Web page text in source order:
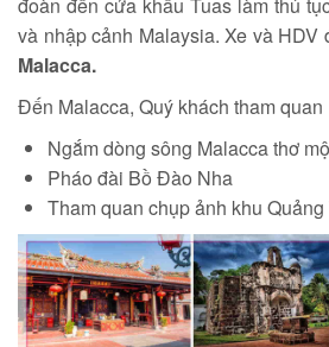
đoàn đến cửa khẩu Tuas làm thủ
và nhập cảnh Malaysia. Xe và HDV
Malacca.
Đến Malacca, Quý khách tham quan
Ngắm dòng sông Malacca thơ
Pháo đài Bồ Đào Nha
Tham quan chụp ảnh khu